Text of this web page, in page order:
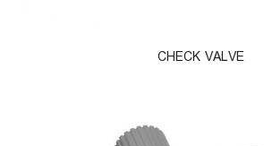
CHECK VALVE